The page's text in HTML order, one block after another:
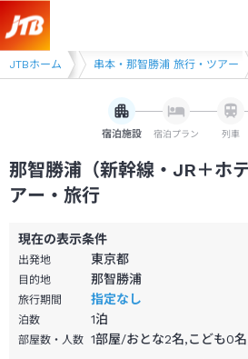
JTBホーム
旅行・ツアー 串本・那智勝浦 旅行・ツアー
宿泊施設 宿泊プラン 列車
那智勝浦（新幹線・JR＋ホ
アー・旅行
現在の表示条件
出発地 東京都
目的地 那智勝浦
旅行期間 指定なし
泊数 1泊
部屋数・人数 1部屋/おとな2名,こども0